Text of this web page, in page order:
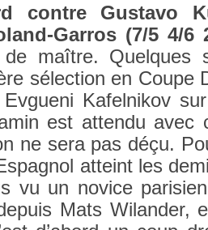
con­tre Gus­tavo
Garros (7/5 4/6
de maître. Quel­ques
sélec­tion en Coupe
Kafel­nikov
est at­tendu avec
ne sera pas déçu.
at­teint les
vu un novice
Mats Wiland­er,